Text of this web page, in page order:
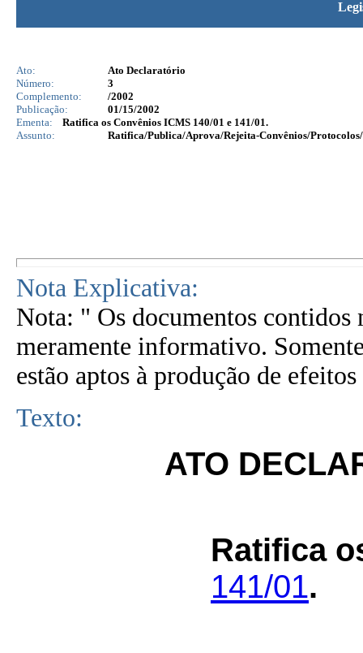
Ato:
Ato Declaratório
Número:
3
Complemento:
/2002
Publicação:
01/15/2002
Ementa:
Ratifica os Convênios ICMS 140/01 e 141/01.
Assunto:
Ratifica/Publica/Aprova/Rejeita-Convênios/
Nota Explicativa:
Nota: " Os documentos contidos
meramente informativo.
estão aptos à produção de
Texto:
ATO
Ratifica
141/01.